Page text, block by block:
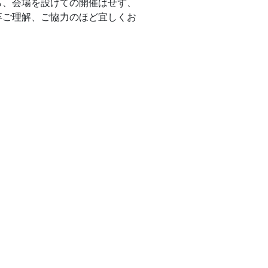
会場を設けての開催はせず、
理解、ご協力のほど宜しくお